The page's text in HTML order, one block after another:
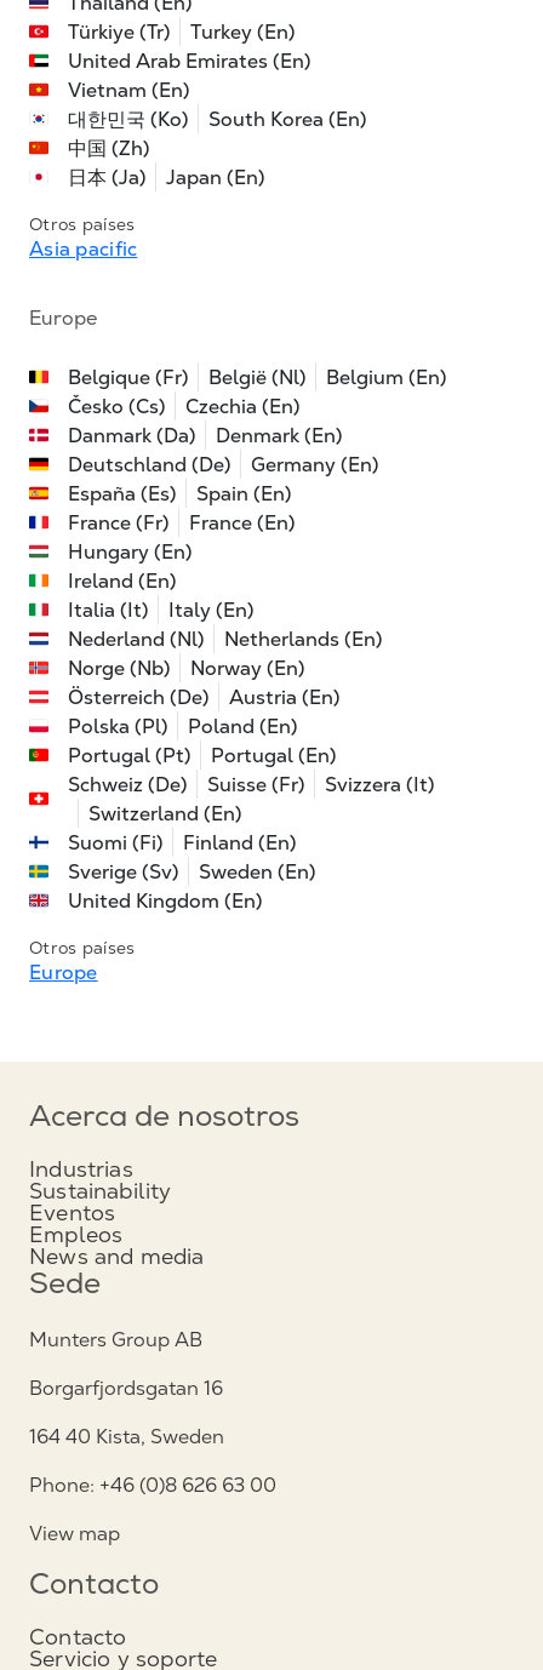
Türkiye (Tr)
Turkey (En)
United Arab Emirates (En)
Vietnam (En)
대한민국 (Ko)
South Korea (En)
中国 (Zh)
日本 (Ja)
Japan (En)
Otros países
Asia pacific
Europe
Belgique (Fr) België (Nl)
Belgium (En)
Česko (Cs)
Czechia (En)
Danmark (Da)
Denmark (En)
Deutschland (De)
Germany (En)
España (Es)
Spain (En)
France (Fr)
France (En)
Hungary (En)
Ireland (En)
Italia (It)
Italy (En)
Nederland (Nl)
Netherlands (En)
Norge (Nb)
Norway (En)
Österreich (De)
Austria (En)
Polska (Pl)
Poland (En)
Portugal (Pt)
Portugal (En)
Schweiz (De)
Suisse (Fr)
Svizzera (It)
Switzerland (En)
Suomi (Fi)
Finland (En)
Sverige (Sv)
Sweden (En)
United Kingdom (En)
Otros países
Europe
Acerca de nosotros
Industrias
Sustainability
Eventos
Empleos
News and media
Sede
Munters Group AB
Borgarfjordsgatan 16
164 40 Kista, Sweden
Phone: +46 (0)8 626 63 00
View map
Contacto
Contacto
Servicio y soporte